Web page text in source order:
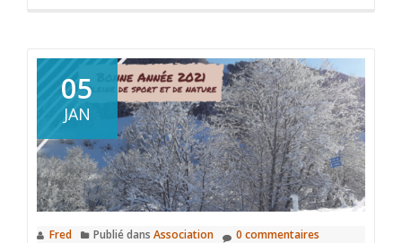
succès
pour
la
section
Trail
05
JAN
Fred Publié dans Association 0 commentaires